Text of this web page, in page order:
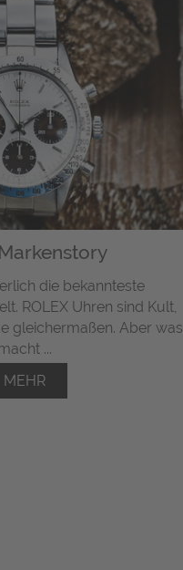
die bekannteste
ROLEX Uhren sind Kult,
gleichermaßen. Aber was
...
MEHR